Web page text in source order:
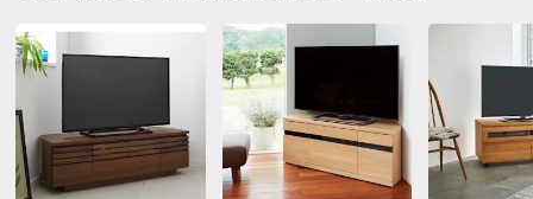
ウォルナット
初め、明るい色のほうが床の色に近く良かったのですが
品切れだったため再考し、ウォルナットでも馴染みそう